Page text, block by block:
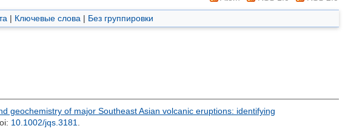
| Ключевые слова | Без группировки
geochemistry of major Southeast Asian volcanic eruptions: identifying
10.1002/jqs.3181